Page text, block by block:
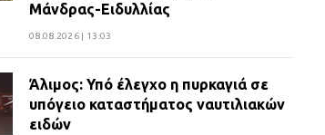
Μάνδρας-Ειδυλλίας
08.08.2026 | 13:03
Άλιμος: Υπό έλεγχο η πυρκαγιά σε
υπόγειο καταστήματος ναυτιλιακών
ειδών